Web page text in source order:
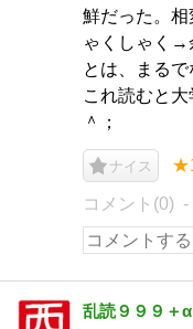
鮮だった。
ゃくしゃく→
とは、まるで
これ読むと
＾；
ナイス
コメント(0)
乱読９９９＋α